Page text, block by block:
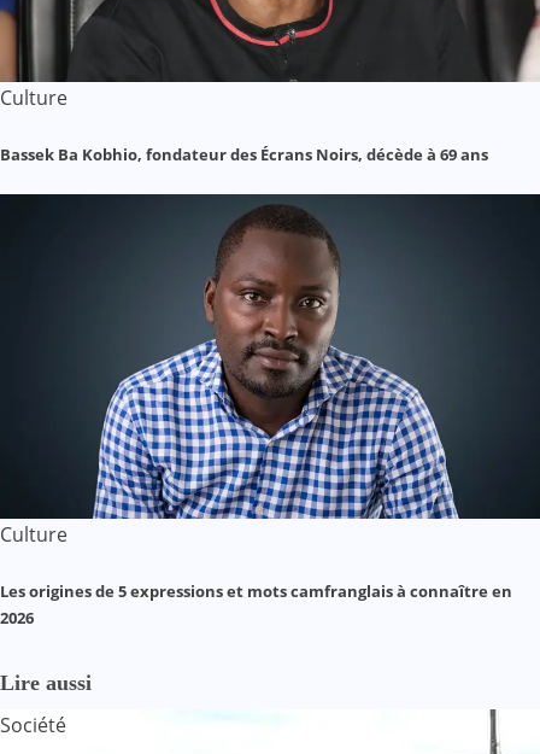
Culture
Bassek Ba Kobhio, fondateur des Écrans Noirs, décède à 69 ans
Culture
Les origines de 5 expressions et mots camfranglais à connaître en
2026
Lire aussi
Société